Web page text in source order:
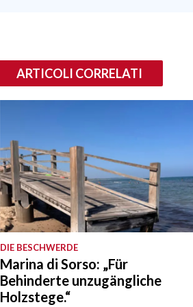
ARTICOLI CORRELATI
DIE BESCHWERDE
Marina di Sorso: „Für
Behinderte unzugängliche
Holzstege.“